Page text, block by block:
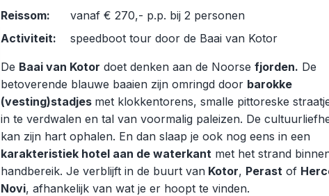
Reissom:
vanaf € 270,- p.p. bij 2 personen
Activiteit:
speedboot tour door de Baai van Kotor
De Baai van Kotor doet denken aan de Noorse fjorden. De
betoverende blauwe baaien zijn omringd door barokke
(vesting)stadjes met klokkentorens, smalle pittoreske
in te verdwalen en tal van voormalig paleizen. De
kan zijn hart ophalen. En dan slaap je ook nog eens in een
karakteristiek hotel aan de waterkant met het strand
handbereik. Je verblijft in de buurt van Kotor, Perast of
Novi, afhankelijk van wat je er hoopt te vinden.